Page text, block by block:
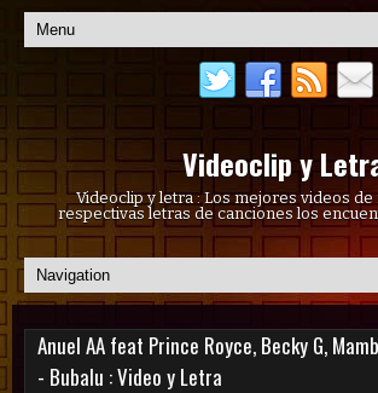
Videoclip y
Videoclip y letra : Los mejores videos de
respectivas letras de canciones los
Anuel AA feat Prince Royce, Becky G,
- Bubalu : Video y Letra